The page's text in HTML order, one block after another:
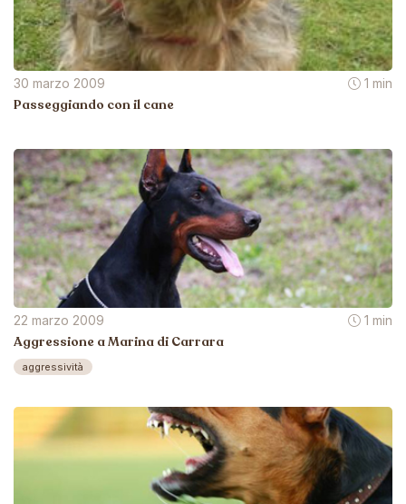
30 marzo 2009 1 min
Passeggiando con il cane
22 marzo 2009 1 min
Aggressione a Marina di Carrara
aggressività